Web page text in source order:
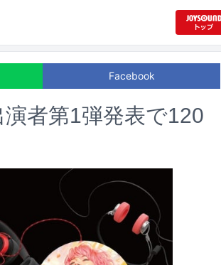
Facebook
者第1弾発表で120